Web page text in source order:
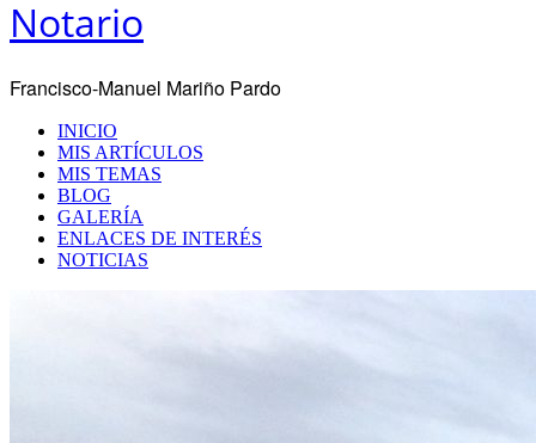
Notario
Francisco-Manuel Mariño Pardo
INICIO
MIS ARTÍCULOS
MIS TEMAS
BLOG
GALERÍA
ENLACES DE INTERÉS
NOTICIAS